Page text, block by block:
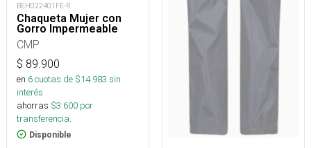
BEH022401FE-R
Chaqueta Mujer con
Gorro Impermeable
CMP
$ 89.900
en 6cuotas de $14.983 sin
interés
ahorras $3.600 por
transferencia.
Disponible